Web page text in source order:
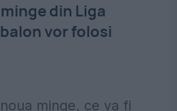
din Liga
vor folosi
minge, ce va fi